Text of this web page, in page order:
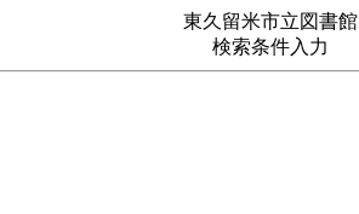
東久留米市立図書館
検索条件入力